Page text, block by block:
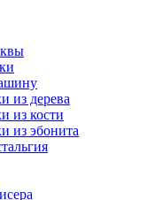
из дерева
из кости
из эбонита